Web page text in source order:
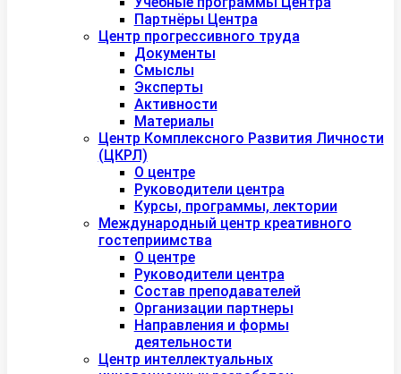
Партнёры Центра
Центр прогрессивного труда
Документы
Смыслы
Эксперты
Активности
Материалы
Центр Комплексного Развития Личности
(ЦКРЛ)
О центре
Руководители центра
Курсы, программы, лектории
Международный центр креативного
гостеприимства
О центре
Руководители центра
Состав преподавателей
Организации партнеры
Направления и формы
деятельности
Центр интеллектуальных